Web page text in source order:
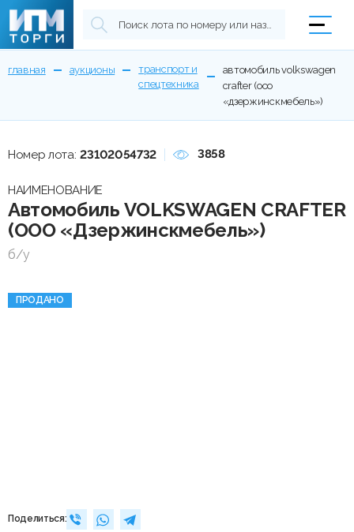
главная аукционы
транспорт и
спецтехника
автомобиль volkswagen
crafter (ооо
«дзержинскмебель»)
ПРОДАНО
Поделиться:
Номер лота: 23102054732 3858
НАИМЕНОВАНИЕ
Автомобиль VOLKSWAGEN CRAFTER
(ООО «Дзержинскмебель»)
б/у